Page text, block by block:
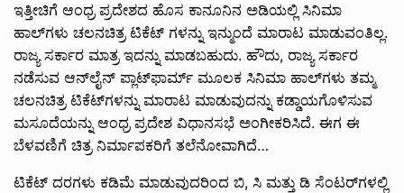
ಇತ್ತೀಚಿಗೆ ಆಂಧ್ರ ಪ್ರದೇಶದ ಹೊಸ ಕಾನೂನಿನ ಅಡಿಯಲ್ಲಿ ಸಿನಿಮಾ
ಹಾಲ್‌ಗಳು ಚಲನಚಿತ್ರ ಟಿಕೆಟ್ ಗಳನ್ನು ಇನ್ಮುಂದೆ ಮಾರಾಟ ಮಾಡುವಂತಿಲ್ಲ.
ರಾಜ್ಯ ಸರ್ಕಾರ ಮಾತ್ರ ಇದನ್ನು ಮಾಡಬಹುದು. ಹೌದು, ರಾಜ್ಯ ಸರ್ಕಾರ
ನಡೆಸುವ ಆನ್‌ಲೈನ್ ಪ್ಲಾಟ್‌ಫಾರ್ಮ್ ಮೂಲಕ ಸಿನಿಮಾ ಹಾಲ್‌ಗಳು ತಮ್ಮ
ಚಲನಚಿತ್ರ ಟಿಕೆಟ್‌ಗಳನ್ನು ಮಾರಾಟ ಮಾಡುವುದನ್ನು ಕಡ್ಡಾಯಗೊಳಿಸುವ
ಮಸೂದೆಯನ್ನು ಆಂಧ್ರ ಪ್ರದೇಶ ವಿಧಾನಸಭೆ ಅಂಗೀಕರಿಸಿದೆ. ಈಗ ಈ
ಬೆಳವಣಿಗೆ ಚಿತ್ರ ನಿರ್ಮಾಪಕರಿಗೆ ತಲೆ‌ನೋವಾಗಿದೆ…
ಟಿಕೆಟ್ ದರಗಳು ಕಡಿಮೆ ಮಾಡುವುದರಿಂದ ಬಿ, ಸಿ ಮತ್ತು ಡಿ ಸೆಂಟರ್‌ಗಳಲ್ಲಿ